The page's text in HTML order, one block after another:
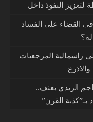
11 محافظة لتعزيز النفوذ داخل
القضاء على الفساد
راسمالية المرجعيات
الزيدي بعنف..
القرن”